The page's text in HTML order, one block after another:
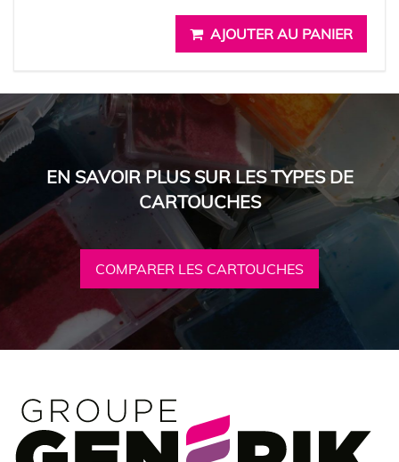
AJOUTER AU PANIER
EN SAVOIR PLUS SUR LES TYPES DE
CARTOUCHES
COMPARER LES CARTOUCHES